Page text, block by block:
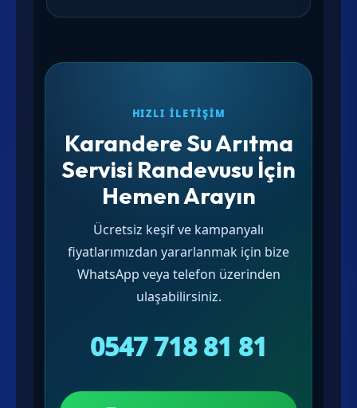
HIZLI İLETIŞIM
Karandere Su Arıtma
Servisi Randevusu İçin
Hemen Arayın
Ücretsiz keşif ve kampanyalı
fiyatlarımızdan yararlanmak için bize
WhatsApp veya telefon üzerinden
ulaşabilirsiniz.
0547 718 81 81